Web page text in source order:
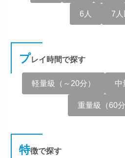
6人 7人
プレイ時間で探す
軽量級（～20分） 中
重量級（60分
特徴で探す